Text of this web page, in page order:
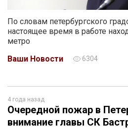
По словам петербургского
настоящее время в работе
метро
Ваши Новости
6304
4 года назад
Очередной пожар в
внимание главы СК